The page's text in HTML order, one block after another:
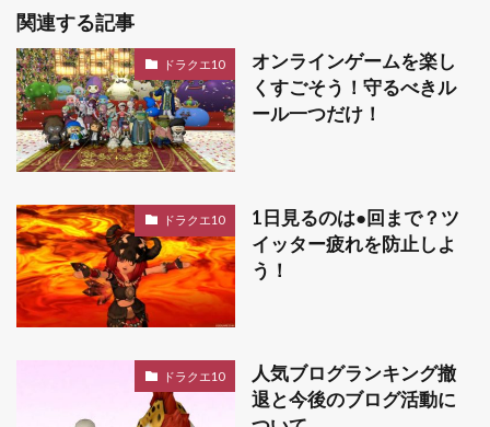
関連する記事
ドラクエ10
オンラインゲームを楽し
くすごそう！守るべきル
ール一つだけ！
ドラクエ10
1日見るのは●回まで？ツ
イッター疲れを防止しよ
う！
ドラクエ10
人気ブログランキング撤
退と今後のブログ活動に